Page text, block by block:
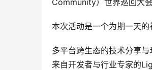
Community）世界巡回大会
本次活动是一个为期一天的
多平台跨生态的技术分享
来自开发者与行业专家的